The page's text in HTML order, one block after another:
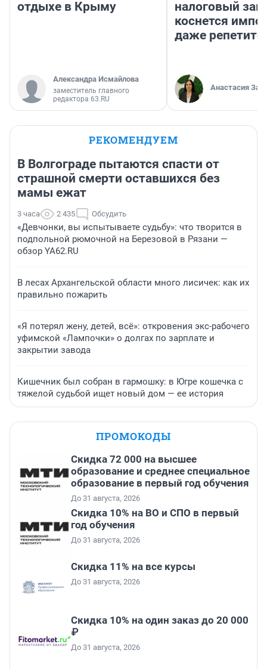
отдыхе в Крыму
Александра Исмайлова
заместитель главного
редактора 63.RU
налоговый
коснется
даже
Анастасия
РЕКОМЕНДУЕМ
В Волгограде пытаются спасти от
страшной смерти оставшихся без
мамы ежат
3 часа 2 435 Обсудить
«Девчонки, вы испытываете судьбу»: что творится в
подпольной рюмочной на Березовой в Рязани —
обзор YA62.RU
В лесах Архангельской области много лисичек: как их
правильно пожарить
«Я потерял жену, детей, всё»: откровения экс-рабочего
уфимской «Лампочки» о долгах по зарплате и
закрытии завода
Кишечник был собран в гармошку: в Югре кошечка с
тяжелой судьбой ищет новый дом — ее история
ПРОМОКОДЫ
Скидка 72 000 на высшее
образование и среднее специальное
образование в первый год обучения
До 31 августа, 2026
Скидка 10% на ВО и СПО в первый
год обучения
До 31 августа, 2026
Скидка 11% на все курсы
До 31 августа, 2026
Скидка 10% на один заказ до 20 000
₽
До 31 августа, 2026